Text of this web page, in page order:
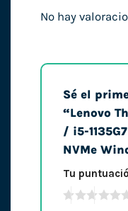
No hay
Sé el
“Lenovo
/ i5-
NVMe
Tu